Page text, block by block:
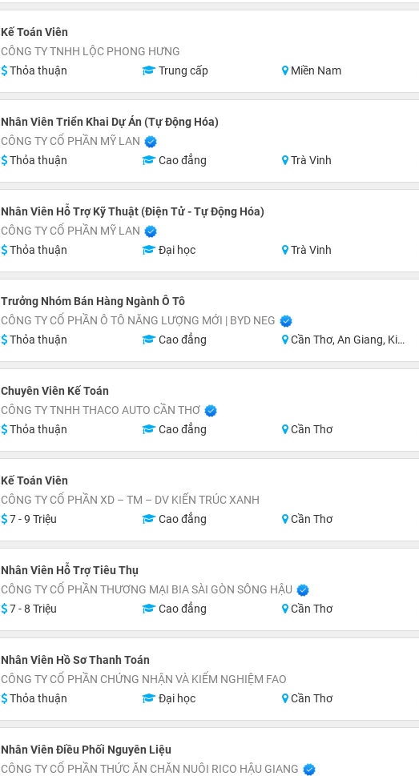
Kế Toán Viên
CÔNG TY TNHH LỘC PHONG HƯNG
Thỏa thuận
Trung cấp Miền Nam
Nhân Viên Triển Khai Dự Án (Tự Động Hóa)
CÔNG TY CỔ PHẦN MỸ LAN
Thỏa thuận
Cao đẳng Trà Vinh
Nhân Viên Hỗ Trợ Kỹ Thuật (Điện Tử - Tự Động Hóa)
CÔNG TY CỔ PHẦN MỸ LAN
Thỏa thuận
Đại học Trà Vinh
Trưởng Nhóm Bán Hàng Ngành Ô Tô
CÔNG TY CỔ PHẦN Ô TÔ NĂNG LƯỢNG MỚI | BYD NEG
Thỏa thuận
Cao đẳng Cần Thơ, An Giang, Kiên Giang, Tiền Giang
Chuyên Viên Kế Toán
CÔNG TY TNHH THACO AUTO CẦN THƠ
Thỏa thuận
Cao đẳng Cần Thơ
Kế Toán Viên
CÔNG TY CỔ PHẦN XD – TM – DV KIẾN TRÚC XANH
7 - 9 Triệu
Cao đẳng Cần Thơ
Nhân Viên Hỗ Trợ Tiêu Thụ
CÔNG TY CỔ PHẦN THƯƠNG MẠI BIA SÀI GÒN SÔNG HẬU
7 - 8 Triệu
Cao đẳng Cần Thơ
Nhân Viên Hồ Sơ Thanh Toán
CÔNG TY CỔ PHẦN CHỨNG NHẬN VÀ KIỂM NGHIỆM FAO
Thỏa thuận
Đại học Cần Thơ
Nhân Viên Điều Phối Nguyên Liệu
CÔNG TY CỔ PHẦN THỨC ĂN CHĂN NUÔI RICO HẬU GIANG